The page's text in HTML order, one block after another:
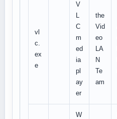
vl
c.
ex
e
V
L
C
m
ed
ia
pl
ay
er
the
Vid
eo
LA
N
Te
am
W